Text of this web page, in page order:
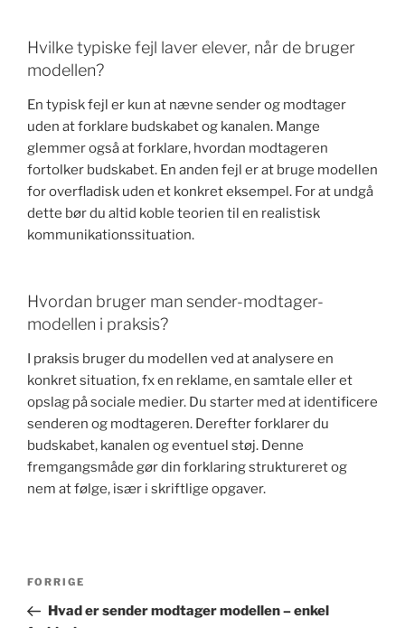
Hvilke typiske fejl laver elever, når de bruger
modellen?
En typisk fejl er kun at nævne sender og modtager
uden at forklare budskabet og kanalen. Mange
glemmer også at forklare, hvordan modtageren
fortolker budskabet. En anden fejl er at bruge modellen
for overfladisk uden et konkret eksempel. For at undgå
dette bør du altid koble teorien til en realistisk
kommunikationssituation.
Hvordan bruger man sender-modtager-
modellen i praksis?
I praksis bruger du modellen ved at analysere en
konkret situation, fx en reklame, en samtale eller et
opslag på sociale medier. Du starter med at identificere
senderen og modtageren. Derefter forklarer du
budskabet, kanalen og eventuel støj. Denne
fremgangsmåde gør din forklaring struktureret og
nem at følge, især i skriftlige opgaver.
Indlægsnavigation
Forrige
indlæg
FORRIGE
Hvad er sender modtager modellen – enkel